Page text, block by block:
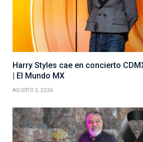
Harry Styles cae en concierto
| El Mundo MX
AGOSTO 3, 2026